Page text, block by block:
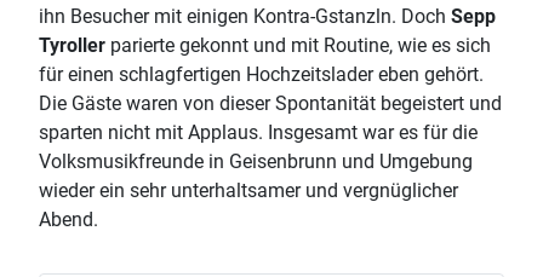
ihn Besucher mit einigen Kontra-Gstanzln. Doch Sepp
Tyroller parierte gekonnt und mit Routine, wie es sich
für einen schlagfertigen Hochzeitslader eben gehört.
Die Gäste waren von dieser Spontanität begeistert und
sparten nicht mit Applaus. Insgesamt war es für die
Volksmusikfreunde in Geisenbrunn und Umgebung
wieder ein sehr unterhaltsamer und vergnüglicher
Abend.